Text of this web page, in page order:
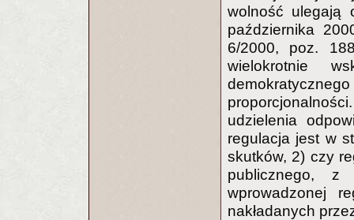
wolność ulegają
października
6/2000, poz.
wielokrotnie
udzielenia
regulacja jest w
skutków, 2) czy
publicznego,
wprowadzonej
nakładanych